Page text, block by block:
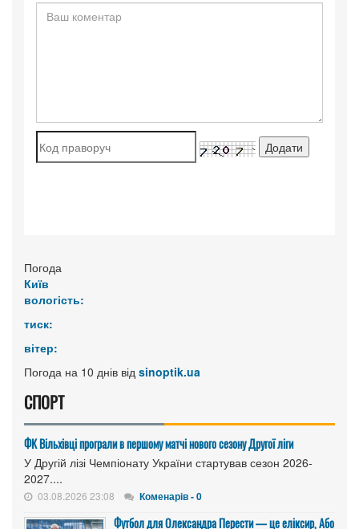
Погода
Київ
вологість:
тиск:
вітер:
Погода на 10 днів від sinoptik.ua
СПОРТ
ФК Вільхівці програли в першому матчі нового сезону Другої ліги
У Другій лізі Чемпіонату України стартував сезон 2026-
2027....
03.08.2026 23:08 Коменарів - 0
Футбол для Олександра Перести — це еліксир, Або